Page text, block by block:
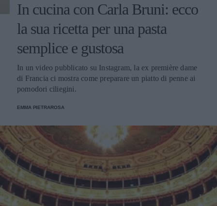
In cucina con Carla Bruni: ecco
la sua ricetta per una pasta
semplice e gustosa
In un video pubblicato su Instagram, la ex première dame
di Francia ci mostra come preparare un piatto di penne ai
pomodori ciliegini.
EMMA PIETRAROSA